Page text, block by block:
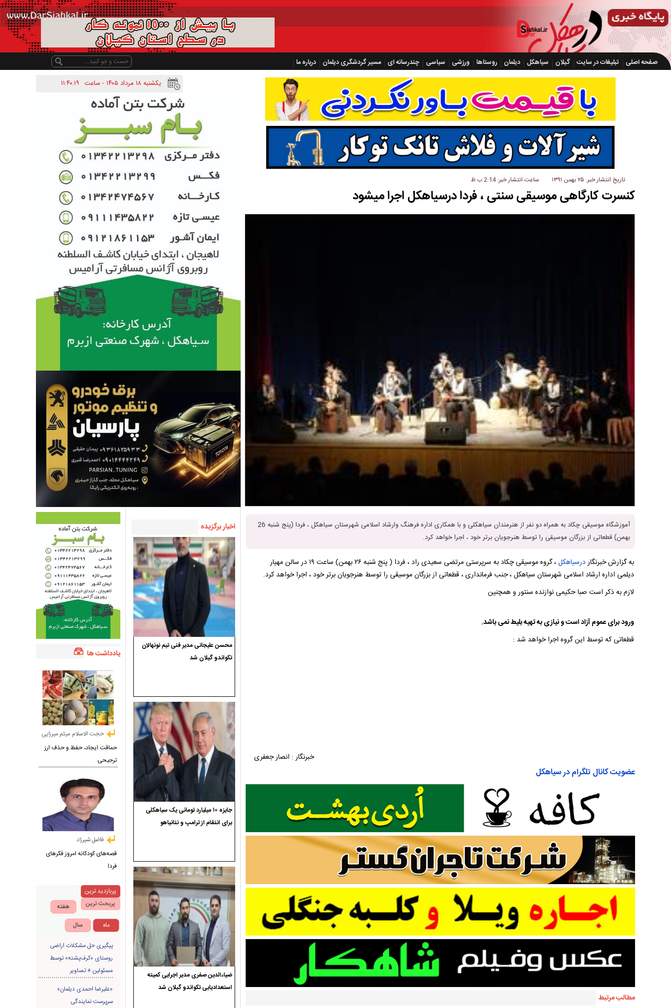
صفحه اصلی تبلیغات در سایت گیلان سیاهکل دیلمان روستاها ورزشی سیاسی چندرسانه ای مسیر گردشگری دیلمان
درباره ما
یکشنبه ۱۸ مرداد ۱۴۰۵ - ساعت
۱۱:۴۰:۱۹
تاریخ انتشار خبر: ۲۵ بهمن ۱۳۹۱ ساعت انتشار خبر: 2:14 ب.ظ
کنسرت کارگاهی موسیقی سنتی ، فردا درسیاهکل اجرا میشود
آموزشگاه موسیقی چکاد به همراه دو نفر از هنرمندان سیاهکلی و با همکاری اداره فرهنگ وارشاد اسلامی شهرستان سیاهکل ، فردا (پنج شنبه 26
بهمن) قطعاتی از بزرگان موسیقی را توسط هنرجویان برتر خود ، اجرا خواهد کرد.
به گزارش خبرنگاردرسیاهکل
، گروه موسیقی چکاد به سرپرستی مرتضی سعیدی راد ، فردا ( پنج شنبه ۲۶ بهمن) ساعت ۱۹ در سالن مهیار
دیلمی اداره ارشاد اسلامی شهرستان سیاهکل ، جنب فرمانداری ، قطعاتی از بزرگان موسیقی را توسط هنرجویان برتر خود ، اجرا خواهد کرد.
لازم به ذکر است صبا حکیمی نوازنده سنتور و همچنین
ورود برای عموم آزاد است و نیازی به تهیه بلیط نمی باشد.
قطعاتی که توسط این گروه اجرا خواهد شد :
خبرنگار : انصار جعفری
عضویت کانال تلگرام در سیاهکل
مطالب مرتبط
اخبار برگزیده
محسن علیجانی مدیر فنی تیم نونهالان
تکواندو گیلان شد
جایزه ۱۰ میلیارد تومانی یک سیاهکلی
برای انتقام از ترامپ و نتانیاهو
ضیاءالدین صفری مدیر اجرایی کمیته
استعدادیابی تکواندو گیلان شد
یادداشت ها
حجت الاسلام میثم میرزایی
حماقت ایجاد، حفظ و حذف ارز
ترجیحی
فاضل شیرزاد
قصه‌های کودکانه امروز فکرهای
فردا
پربازدید ترین
پربحث ترین
هفته
ماه
سال
پیگیری حل مشکلات اراضی
روستای «کرف‌پشته» توسط
مسئولین + تصاویر
«علیرضا احمدی دیلمان»
سرپرست نمایندگی